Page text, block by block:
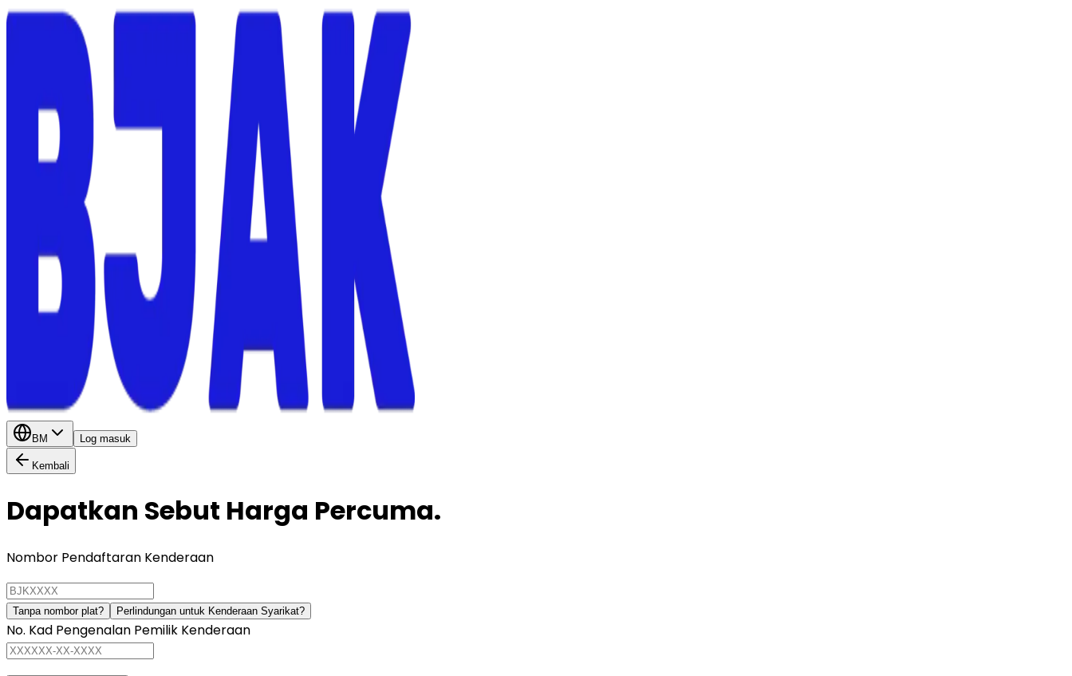
BM Log masuk
Kembali
Dapatkan Sebut Harga Percuma.
Nombor Pendaftaran Kenderaan
Tanpa nombor plat? Perlindungan untuk Kenderaan Syarikat?
No. Kad Pengenalan Pemilik Kenderaan